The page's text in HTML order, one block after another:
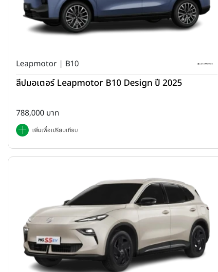
Leapmotor | B10
ลีปมอเตอร์ Leapmotor B10 Design ปี 2025
788,000 บาท
เพิ่มเพื่อเปรียบเทียบ